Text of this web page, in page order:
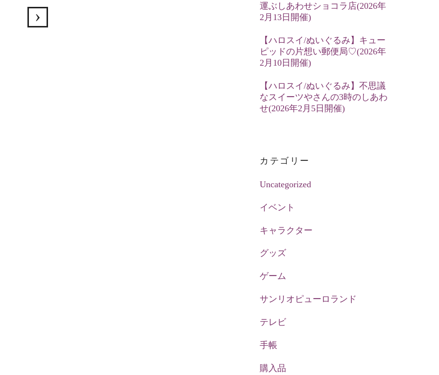
運ぶしあわせショコラ店(2026年
2月13日開催)
【ハロスイ/ぬいぐるみ】キュー
ピッドの片想い郵便局♡(2026年
2月10日開催)
【ハロスイ/ぬいぐるみ】不思議
なスイーツやさんの3時のしあわ
せ(2026年2月5日開催)
カテゴリー
Uncategorized
イベント
キャラクター
グッズ
ゲーム
サンリオピューロランド
テレビ
手帳
購入品